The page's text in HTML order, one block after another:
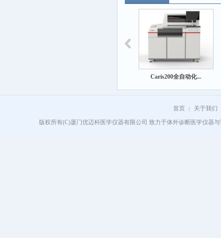
Caris200全自动化...
首页 |
关于我们
版权所有(C)厦门优迈科医学仪器有限公司 致力于体外诊断医学仪器